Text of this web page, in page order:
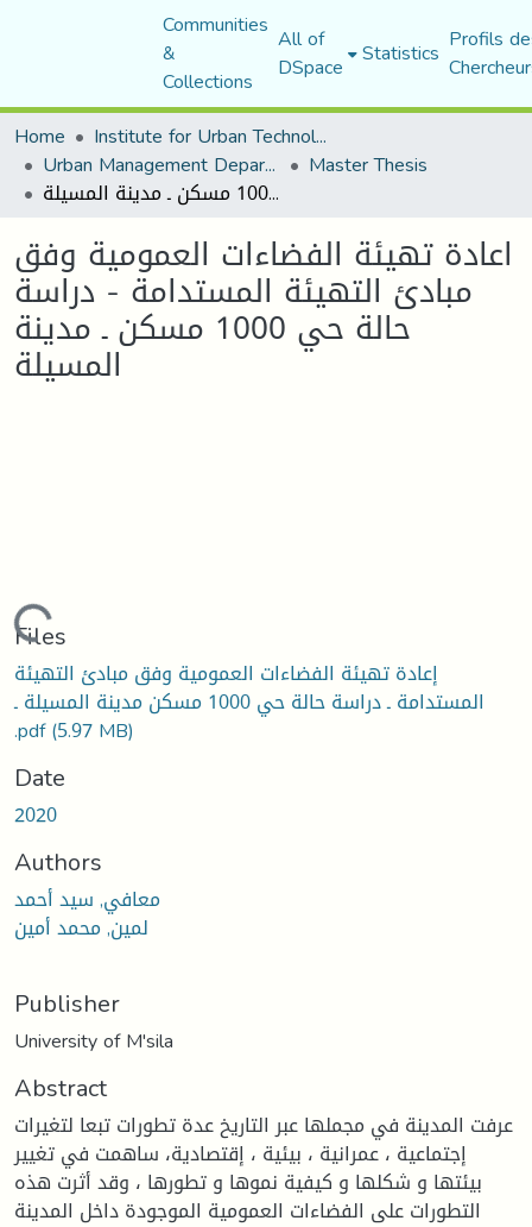
Communities
&
Collections
All of
DSpace Statistics Profils
Home
Institute for Urban Technology Management
Urban Management Department Master Thesis
اعادة تهيئة الفضاءات العمومية وفق مبادئ التهيئة المستدامة - دراسة حالة حي 1000 مسكن ـ مدينة المسيلة
اعادة تهيئة الفضاءات العمومية وفق
مبادئ التهيئة المستدامة - دراسة
حالة حي 1000 مسكن ـ مدينة
المسيلة
Loading...
Files
إعادة تهيئة الفضاءات العمومية وفق مبادئ التهيئة
المستدامة ـ دراسة حالة حي 1000 مسكن مدينة المسيلة ـ
.pdf(5.97 MB)
Date
2020
Authors
معافي, سيد أحمد
لمين, محمد أمين
Publisher
University of M'sila
Abstract
عرفت المدينة في مجملها عبر التاريخ عدة تطورات تبعا لتغيرات
إجتماعية ، عمرانية ، بيئية ، إقتصادية، ساهمت في تغيير
بيئتها و شكلها و كيفية نموها و تطورها ، وقد أثرت هذه
التطورات على الفضاءات العمومية الموجودة داخل المدينة